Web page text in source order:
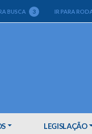
BUSCA 3 IR PARA
LEGISLAÇÃO